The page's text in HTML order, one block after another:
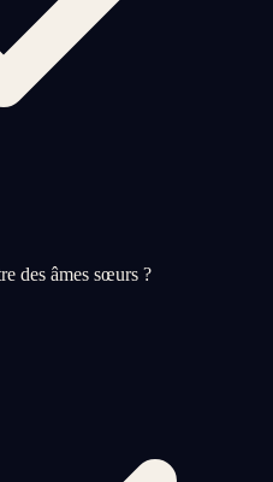
des âmes sœurs ?